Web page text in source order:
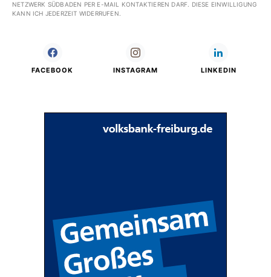
NETZWERK SÜDBADEN PER E-MAIL KONTAKTIEREN DARF. DIESE EINWILLIGUNG
KANN ICH JEDERZEIT WIDERRUFEN.
FACEBOOK INSTAGRAM LINKEDIN